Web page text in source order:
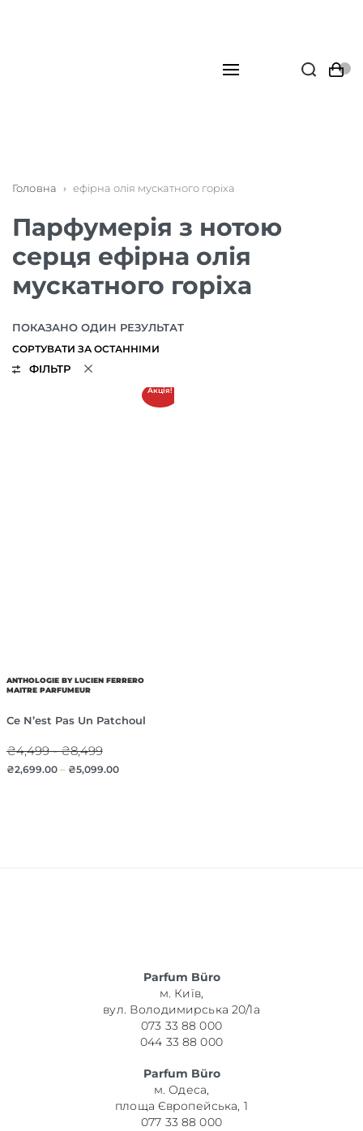
Головна › ефірна олія мускатного горіха
Парфумерія з нотою
серця ефірна олія
мускатного горіха
ПОКАЗАНО ОДИН РЕЗУЛЬТАТ
ФІЛЬТР
Акція!
ANTHOLOGIE BY LUCIEN FERRERO
MAITRE PARFUMEUR
Ce N’est Pas Un Patchoul
₴4,499 - ₴8,499
₴2,699.00– ₴5,099.00
Parfum Büro
м. Київ,
вул. Володимирська 20/1а
073 33 88 000
044 33 88 000
Parfum Büro
м. Одеса,
площа Європейська, 1
077 33 88 000